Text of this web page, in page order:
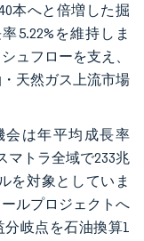
本へと倍増した掘
5.22%を維持しま
ュフローを支え、
天然ガス上流市場
会は年平均成長率
マトラ全域で233兆
を対象としていま
ルプロジェクトへ
岐点を石油換算1